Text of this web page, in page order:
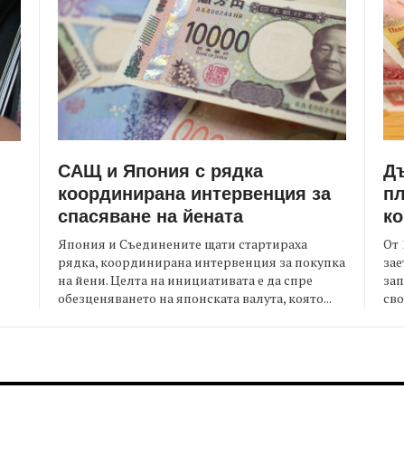
САЩ и Япония с рядка
координирана интервенция за
спасяване на йената
Япония и Съединените щати стартираха
рядка, координирана интервенция за покупка
на йени. Целта на инициативата е да спре
обезценяването на японската валута, която...
От